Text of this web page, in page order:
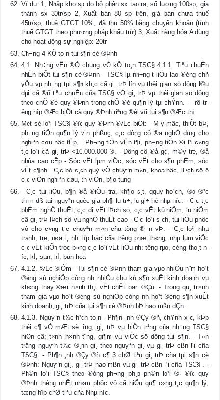
Ví dụ: 1, Nhập kho sp do bộ phận sx tạo ra, số lượng 100sp; gia
thành sx 30tr/sp 2, Xuất bán 80 sp trên, giá bán chưa thuế
45tr/sp, thuế GTGT 10%, đã thu 50% bằng chuyển khoản (tính
thuế GTGT theo phương pháp khấu trừ) 3, Xuất hàng hóa A dùng
cho hoạt động sự nghiệp: 20tr
Ch­¬ng 4 KÕ to¸n tµi s¶n cè ®Þnh
4.1. Nh÷ng vÊn ®Ò chung vÒ kÕ to¸n TSC§ 4.1.1. Tiªu chuÈn
nhËn biÕt tµi s¶n cè ®Þnh - TSC§ lµ nh÷ng t­ liÖu lao ®éng chñ
yÕu vµ nh÷ng tµi s¶n kh¸c cã gi¸ trÞ lín vµ thêi gian sö dông l©u
dµi cã ®ñ tiªu chuÈn cña TSC§ vÒ gi¸ trÞ vµ thêi gian sö dông
theo chÕ ®é quy ®Þnh trong chÕ ®é qu¶n lý tµi chÝnh. - Trõ tr­
êng hîp ®Æc biÖt cã quy ®Þnh riªng ®èi víi tµi s¶n ®Æc thï.
Mét sè lo¹i TSC§ ®­îc quy ®Þnh ®Æc biÖt: - M¸y mãc, thiÕt bÞ,
ph­¬ng tiÖn qu¶n lý v¨n phßng, c¸c dông cô ®å nghÒ dïng cho
nghiªn cøu häc tËp, - Ph­¬ng tiÖn vËn t¶i, ph­¬ng tiÖn ®i l¹i c«ng
t¸c lo¹i cã gi¸ trÞ <10.000.000 ®. - Dông cô ®å gç, m©y tre, ®å
nhùa cao cÊp - Sóc vËt lµm viÖc, sóc vËt cho s¶n phÈm, sóc
vËt c¶nh - C¸c bé s¸ch quý vÒ chuyªn m«n, khoa häc, lÞch sö ë
c¸c viÖn nghiªn cøu, th­ viÖn, b¶o tµng
- C¸c tµi liÖu, b¶n ®å ®iÒu tra, kh¶o s¸t, qquy ho¹ch, ®o ®¹c
th¨m dß tµi nguyªn quèc gia ph¶i l­u tr÷, l­u gi÷ hé nhµ n­íc. - C¸c t¸c
phÈm nghÖ thuËt, c¸c di vËt lÞch sö, c¸c vËt kû niÖm, l­u niÖm
cã gi¸ trÞ lÞch sö vµ nghÖ thuËt cao - C¸c lo¹i s¸ch, tµi liÖu phôc
vô cho c«ng t¸c chuyªn m«n cña tõng ®¬n vÞ. - C¸c lo¹i nhµ
tranh, tre, nøa l¸ nh­: líp häc cña tr­êng phæ th«ng, nhµ lµm viÖc
c¸c vËt kiÕn tróc b»ng c¸c lo¹i vËt liÖu nh­: t­êng rµo, cèng tho¸t n­
íc, kÌ, sµn, hÌ, bån hoa
4.1.2. §Æc ®iÓm - Tµi s¶n cè ®Þnh tham gia vµo nhiÒu n¨m ho¹t
®éng sù nghiÖp còng nh­ nhiÒu chu kú s¶n xuÊt kinh doanh vµ
kh«ng thay ®æi h×nh th¸i vËt chÊt ban ®Çu. - Trong qu¸ tr×nh
tham gia vµo ho¹t ®éng sù nghiÖp còng nh­ ho¹t ®éng s¶n xuÊt
kinh doanh, gi¸ trÞ cña tµi s¶n cè ®Þnh bÞ hao mßn dÇn.
4.1.3. Nguyªn t¾c h¹ch to¸n - Ph¶n ¸nh ®Çy ®ñ, chÝnh x¸c, kÞp
thêi c¶ vÒ mÆt sè l­îng, gi¸ trÞ vµ hiÖn tr¹ng cña nh÷ng TSC§
hiÖn cã; t×nh h×nh t¨ng, gi¶m vµ viÖc sö dông tµi s¶n. - T«n
träng nguyªn t¾c ®¸nh gi¸ theo nguyªn gi¸ vµ gi¸ trÞ cßn l¹i cña
TSC§. - Ph¶n ¸nh ®Çy ®ñ c¶ 3 chØ tiªu gi¸ trÞ cña tµi s¶n cè
®Þnh: Nguyªn gi¸, gi¸ trÞ hao mßn vµ gi¸ trÞ cßn l¹i cña TSC§ . -
Ph©n lo¹i TSC§ theo ®óng ph­¬ng ph¸p ph©n lo¹i ®· ®­îc quy
®Þnh thèng nhÊt nh»m phôc vô cã hiÖu qu¶ c«ng t¸c qu¶n lý,
tæng hîp chØ tiªu cña Nhµ n­íc.